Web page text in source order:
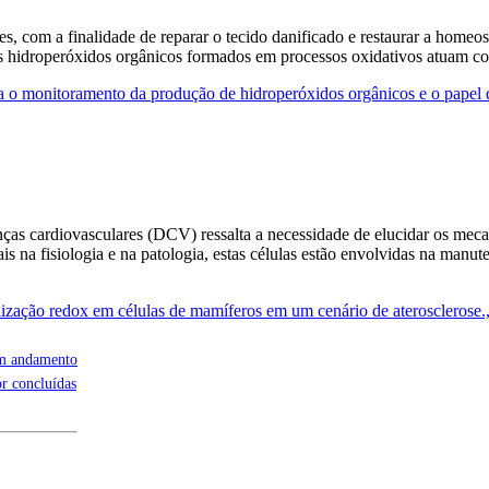
com a finalidade de reparar o tecido danificado e restaurar a
orgânicos formados em processos oxidativos atuam
monitoramento da produção de hidroperóxidos orgânicos e o papel
cardiovasculares (DCV) ressalta a necessidade de elucidar os
na fisiologia e na patologia, estas células estão envolvidas na
redox em células de mamíferos em um cenário de
andamento
concluídas